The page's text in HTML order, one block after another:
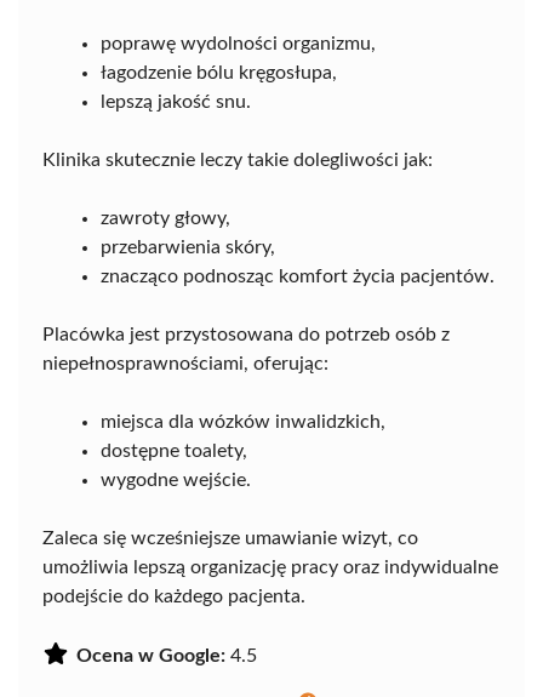
poprawę wydolności organizmu,
łagodzenie bólu kręgosłupa,
lepszą jakość snu.
Klinika skutecznie leczy takie dolegliwości jak:
zawroty głowy,
przebarwienia skóry,
znacząco podnosząc komfort życia pacjentów.
Placówka jest przystosowana do potrzeb osób z
niepełnosprawnościami, oferując:
miejsca dla wózków inwalidzkich,
dostępne toalety,
wygodne wejście.
Zaleca się wcześniejsze umawianie wizyt, co
umożliwia lepszą organizację pracy oraz indywidualne
podejście do każdego pacjenta.
Ocena w Google: 4.5